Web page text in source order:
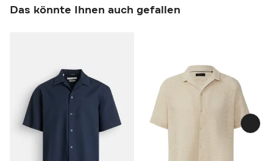
Das könnte Ihnen auch gefallen